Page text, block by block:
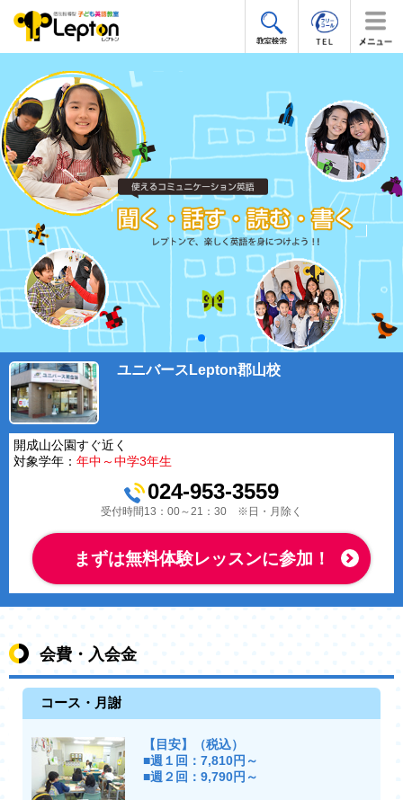
ユニバースLepton郡山校
開成山公園すぐ近く
対象学年： 年中～中学3年生
024-953-3559
受付時間13：00～21：30 ※日・月除く
まずは無料体験レッスンに参加！
会費・入会金
コース・月謝
【目安】（税込）
■週１回：7,810円～
■週２回：9,790円～